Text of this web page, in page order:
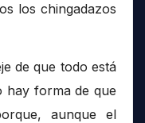
los chingadazos
de que todo está
hay forma de que
aunque el